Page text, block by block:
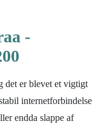
-
det er blevet et vigtigt
internetforbindelse
endda slappe af